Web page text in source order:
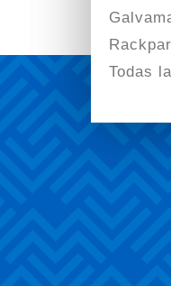
Rackpar
Todas